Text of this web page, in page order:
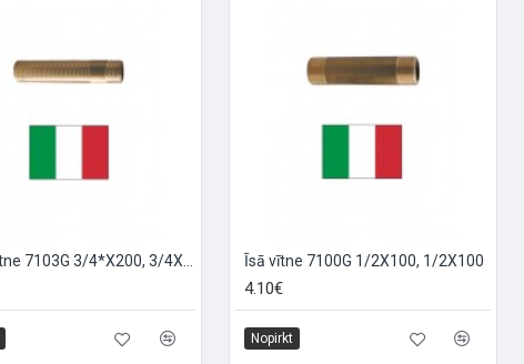
Īsā vītne 7100G 1/2X100, 1/2X100
4.10€
Nopirkt